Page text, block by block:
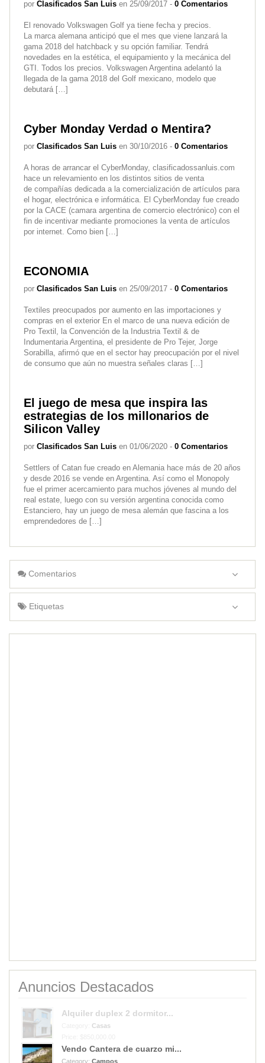
por Clasificados San Luis en 25/09/2017 - 0 Comentarios
El renovado Volkswagen Golf ya tiene fecha y precios.
La marca alemana anticipó que el mes que viene lanzará la
gama 2018 del hatchback y su opción familiar. Tendrá
novedades en la estética, el equipamiento y la mecánica del
GTI. Todos los precios. Volkswagen Argentina adelantó la
llegada de la gama 2018 del Golf mexicano, modelo que
debutará […]
Cyber Monday Verdad o Mentira?
por Clasificados San Luis en 30/10/2016 - 0 Comentarios
A horas de arrancar el CyberMonday, clasificadossanluis.com
hace un relevamiento en los distintos sitios de venta
de compañías dedicada a la comercialización de artículos para
el hogar, electrónica e informática. El CyberMonday fue creado
por la CACE (camara argentina de comercio electrónico) con el
fin de incentivar mediante promociones la venta de artículos
por internet. Como bien […]
ECONOMIA
por Clasificados San Luis en 25/09/2017 - 0 Comentarios
Textiles preocupados por aumento en las importaciones y
compras en el exterior En el marco de una nueva edición de
Pro Textil, la Convención de la Industria Textil & de
Indumentaria Argentina, el presidente de Pro Tejer, Jorge
Sorabilla, afirmó que en el sector hay preocupación por el nivel
de consumo que aún no muestra señales claras […]
El juego de mesa que inspira las
estrategias de los millonarios de
Silicon Valley
por Clasificados San Luis en 01/06/2020 - 0 Comentarios
Settlers of Catan fue creado en Alemania hace más de 20 años
y desde 2016 se vende en Argentina. Así como el Monopoly
fue el primer acercamiento para muchos jóvenes al mundo del
real estate, luego con su versión argentina conocida como
Estanciero, hay un juego de mesa alemán que fascina a los
emprendedores de […]
Comentarios
Etiquetas
Anuncios Destacados
Alquiler duplex 2 dormitor...
Casas
Vendo Cantera de cuarzo mi...
Category: Campos